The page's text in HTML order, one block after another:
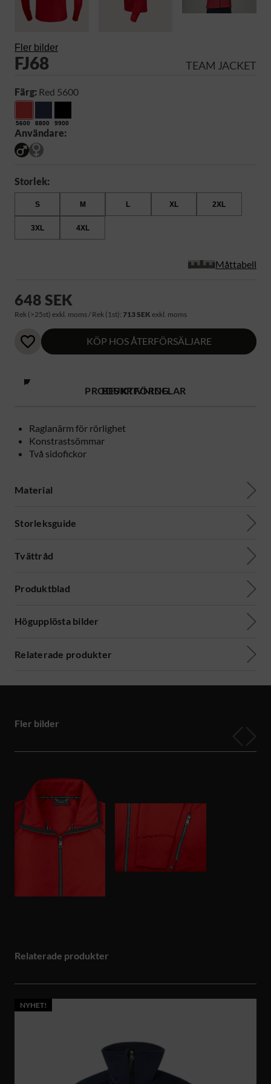
Fler bilder
FJ68 TEAM JACKET
Färg: Red 5600
5600 8800 9900
Användare:
Storlek:
S M L XL 2XL
3XL 4XL
Måttabell
648 SEK
Rek (>25st) exkl. moms / Rek (1st): 713 SEK exkl. moms
KÖP HOS ÅTERFÖRSÄLJARE
PRODUKTFÖRDELAR
Raglanärm för rörlighet
Konstrastsömmar
Två sidofickor
BESKRIVNING
Material
Storleksguide
Tvättråd
Produktblad
Högupplösta bilder
Relaterade produkter
Fler bilder
Relaterade produkter
NYHET!